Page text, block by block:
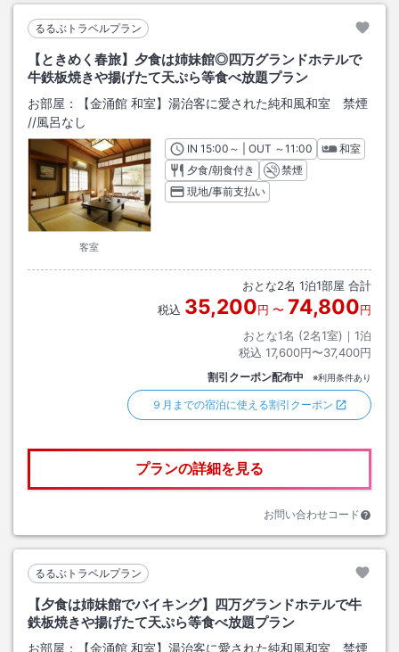
るるぶトラベルプラン
【ときめく春旅】夕食は姉妹館◎四万グランドホテルで
牛鉄板焼きや揚げたて天ぷら等食べ放題プラン
お部屋：
【金涌館 和室】湯治客に愛された純和風和室 禁煙
//風呂なし
客室
INチェックイン
15:00 ～ | OUT チェックアウト
～11:00
和室
夕食/朝食付き
禁煙
現地/事前支払い
おとな2名 1泊1部屋 合計
税込 35,200円 〜 74,800円
おとな1名 (2名1室)｜ 1泊
税込 17,600円〜37,400円
割引クーポン配布中 ※利用条件あり
９月までの宿泊に使える割引クーポン
プランの詳細を見る
お問い合わせコード
るるぶトラベルプラン
【夕食は姉妹館でバイキング】四万グランドホテルで牛
鉄板焼きや揚げたて天ぷら等食べ放題プラン
お部屋：
【金涌館 和室】湯治客に愛された純和風和室 禁煙